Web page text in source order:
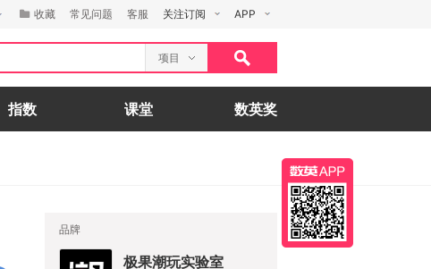
收藏 常见问题 客服 关注订阅 APP
项目
指数 课堂 数英奖
品牌
极果潮玩实验室